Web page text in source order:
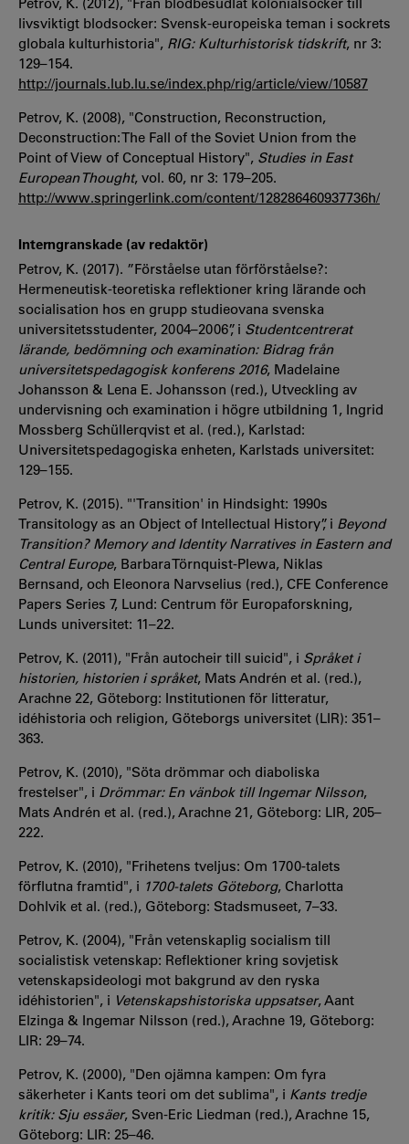
livsviktigt blodsocker: Svensk-europeiska teman i sockrets
globala kulturhistoria", RIG: Kulturhistorisk tidskrift, nr 3:
129–154.
http://journals.lub.lu.se/index.php/rig/article/view/10587
Petrov, K. (2008), "Construction, Reconstruction,
Deconstruction: The Fall of the Soviet Union from the
Point of View of Conceptual History", Studies in East
European Thought, vol. 60, nr 3: 179–205.
http://www.springerlink.com/content/128286460937736h/
Interngranskade (av redaktör)
Petrov, K. (2017). ”Förståelse utan förförståelse?:
Hermeneutisk-teoretiska reflektioner kring lärande och
socialisation hos en grupp studieovana svenska
universitetsstudenter, 2004–2006”, i Studentcentrerat
lärande, bedömning och examination: Bidrag från
universitetspedagogisk konferens 2016, Madelaine
Johansson & Lena E. Johansson (red.), Utveckling av
undervisning och examination i högre utbildning 1, Ingrid
Mossberg Schüllerqvist et al. (red.), Karlstad:
Universitetspedagogiska enheten, Karlstads universitet:
129–155.
Petrov, K. (2015). "'Transition' in Hindsight: 1990s
Transitology as an Object of Intellectual History”, i Beyond
Transition? Memory and Identity Narratives in Eastern and
Central Europe, Barbara Törnquist-Plewa, Niklas
Bernsand, och Eleonora Narvselius (red.), CFE Conference
Papers Series 7, Lund: Centrum för Europaforskning,
Lunds universitet: 11–22.
Petrov, K. (2011), "Från autocheir till suicid", i Språket i
historien, historien i språket, Mats Andrén et al. (red.),
Arachne 22, Göteborg: Institutionen för litteratur,
idéhistoria och religion, Göteborgs universitet (LIR): 351–
363.
Petrov, K. (2010), "Söta drömmar och diaboliska
frestelser", i Drömmar: En vänbok till Ingemar Nilsson,
Mats Andrén et al. (red.), Arachne 21, Göteborg: LIR, 205–
222.
Petrov, K. (2010), "Frihetens tveljus: Om 1700-talets
förflutna framtid", i 1700-talets Göteborg, Charlotta
Dohlvik et al. (red.), Göteborg: Stadsmuseet, 7–33.
Petrov, K. (2004), "Från vetenskaplig socialism till
socialistisk vetenskap: Reflektioner kring sovjetisk
vetenskapsideologi mot bakgrund av den ryska
idéhistorien", i Vetenskapshistoriska uppsatser, Aant
Elzinga & Ingemar Nilsson (red.), Arachne 19, Göteborg:
LIR: 29–74.
Petrov, K. (2000), "Den ojämna kampen: Om fyra
säkerheter i Kants teori om det sublima", i Kants tredje
kritik: Sju essäer, Sven-Eric Liedman (red.), Arachne 15,
Göteborg: LIR: 25–46.